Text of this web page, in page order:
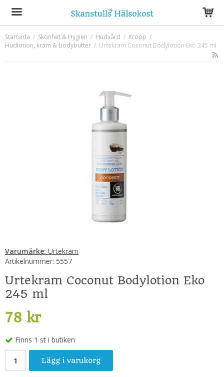
Produkten har blivit tillagd i varukorgen
Startsida / Skönhet & Hygien / Hudvård / Kropp /
Hudlotion, kräm & bodybutter / Urtekram Coconut Bodylotion Eko 245 ml
Varumärke: Urtekram
Artikelnummer: 5557
Urtekram Coconut Bodylotion Eko
245 ml
78 kr
Finns 1 st i butiken
Lägg i varukorg